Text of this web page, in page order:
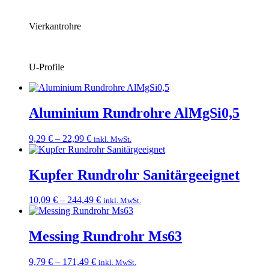
Vierkantrohre
U-Profile
Aluminium Rundrohre AlMgSi0,5
9,29 € – 22,99 €Preisspanne:
9,29 €
22,99 €
inkl. MwSt.
Kupfer Rundrohr Sanitärgeeignet
10,09 € – 244,49 €Preisspanne:
10,09 €
244,49 €
inkl. MwSt.
Messing Rundrohr Ms63
9,79 € – 171,49 €Preisspanne:
inkl. MwSt.